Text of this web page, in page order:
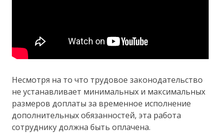
Несмотря на то что трудовое законодательство
не устанавливает минимальных и максимальных
размеров доплаты за временное исполнение
дополнительных обязанностей, эта работа
сотруднику должна быть оплачена.